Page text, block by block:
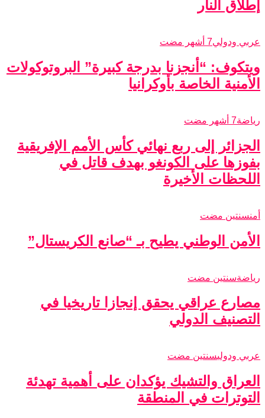
إطلاق النار
عربي ودولي7 أشهر مضت
ويتكوف: “أنجزنا بدرجة كبيرة” البروتوكولات
الأمنية الخاصة بأوكرانيا
رياضة7 أشهر مضت
الجزائر إلى ربع نهائي كأس الأمم الإفريقية
بفوزها على الكونغو بهدف قاتل في
اللحظات الأخيرة
أمنسنتين مضت
الأمن الوطني يطيح بـ “صانع الكريستال”
رياضةسنتين مضت
مصارع عراقي يحقق إنجازا تاريخيا في
التصنيف الدولي
عربي ودوليسنتين مضت
العراق والتشيك يؤكدان على أهمية تهدئة
التوترات في المنطقة